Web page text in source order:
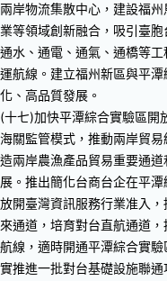
兩岸物流集散中心，建設福
業等領域創新融合，吸引臺
通水、通電、通氣、通橋等
運航線。建立福州新區與平
化、高品質發展。
(十七)加快平潭綜合實驗區開
海關監管模式，推動兩岸貿
造兩岸農漁產品貿易重要通
展。推出簡化台商台企在平
放開臺灣資訊服務行業准入
來通道，培育對台直航通道
航線，適時開通平潭綜合實
實推進一批對台基礎設施聯通